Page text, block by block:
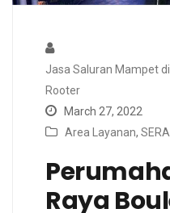
Jasa Saluran Mampet
Rooter
March 27, 2022
Area Layanan,
Raya